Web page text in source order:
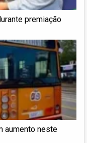
premiação
aumento neste